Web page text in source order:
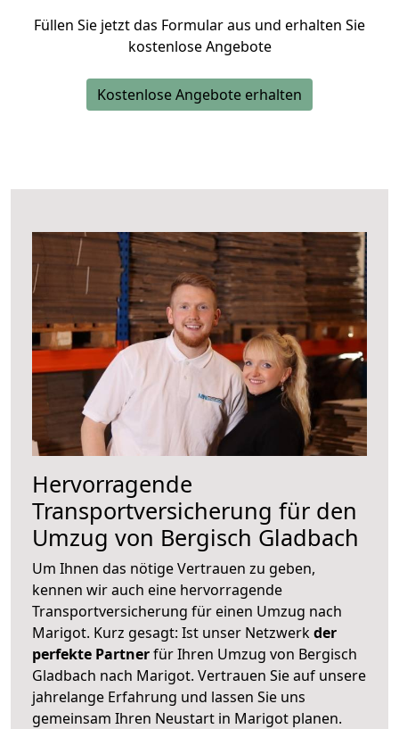
Füllen Sie jetzt das Formular aus und erhalten Sie
kostenlose Angebote
Kostenlose Angebote erhalten
Hervorragende
Transportversicherung für den
Umzug von Bergisch Gladbach
Um Ihnen das nötige Vertrauen zu geben,
kennen wir auch eine hervorragende
Transportversicherung für einen Umzug nach
Marigot. Kurz gesagt: Ist unser Netzwerkder
perfekte Partnerfür Ihren Umzug von Bergisch
Gladbach nach Marigot. Vertrauen Sie auf unsere
jahrelange Erfahrung und lassen Sie uns
gemeinsam Ihren Neustart in Marigot planen.